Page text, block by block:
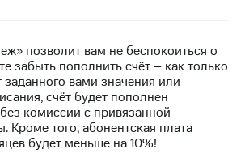
позволит вам не беспокоиться о
забыть пополнить счёт – как только
заданного вами значения или
счёт будет пополнен
комиссии с привязанной
Кроме того, абонентская плата
будет меньше на 10%!